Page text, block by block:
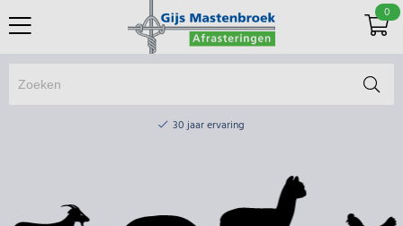
0
30 jaar ervaring
30 jaar ervaring